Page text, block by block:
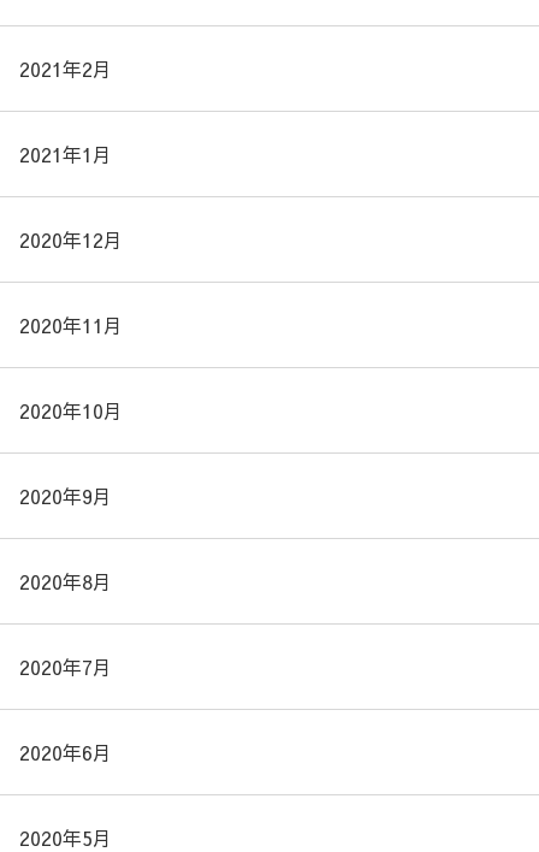
2021年2月
2021年1月
2020年12月
2020年11月
2020年10月
2020年9月
2020年8月
2020年7月
2020年6月
2020年5月